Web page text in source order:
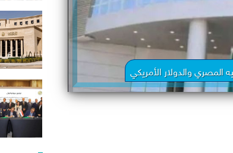
المصري والدولار الأمريكي